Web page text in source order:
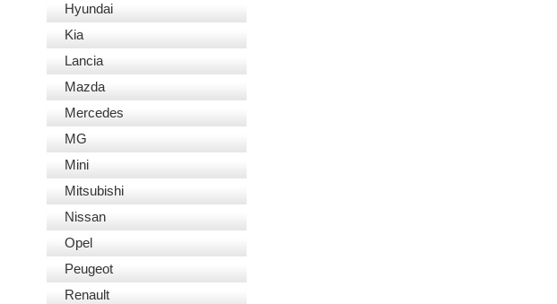
Hyundai
Kia
Lancia
Mazda
Mercedes
MG
Mini
Mitsubishi
Nissan
Opel
Peugeot
Renault